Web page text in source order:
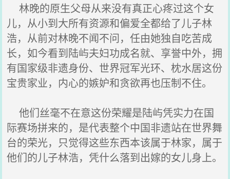
林晚的原生父母从来没有真正心疼过这个女
儿，从小到大所有资源和偏爱全都给了儿子林
浩，从前对林晚不闻不问，任由她独自吃苦成
长，如今看到陆屿夫妇功成名就、享誉中外，拥
有国家级非遗身份、世界冠军光环、枕水居这份
宝贵家业，内心的嫉妒和贪欲再也压制不住。
他们丝毫不在意这份荣耀是陆屿凭实力在国
际赛场拼来的，是代表整个中国非遗站在世界舞
台的荣光，只觉得这些东西本该属于林家，属于
他们的儿子林浩，凭什么落到出嫁的女儿身上。